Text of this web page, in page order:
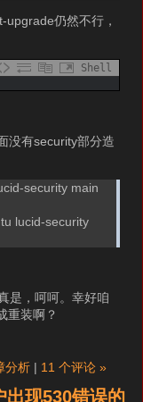
仍然不行，
Shell
没有security部分造
security main
lucid-security
是，呵呵。幸好咱
重装啊？
分析 | 11 个评论 »
现530错误的